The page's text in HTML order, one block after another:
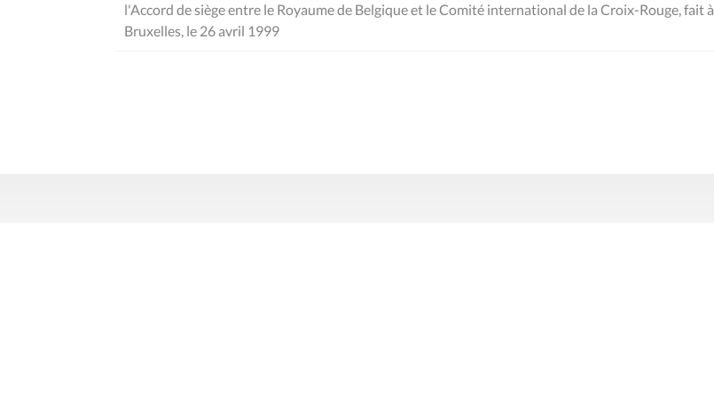
l'Accord de siège entre le Royaume de Belgique et le Comité international de la Croix-Rouge, fait à
Bruxelles, le 26 avril 1999